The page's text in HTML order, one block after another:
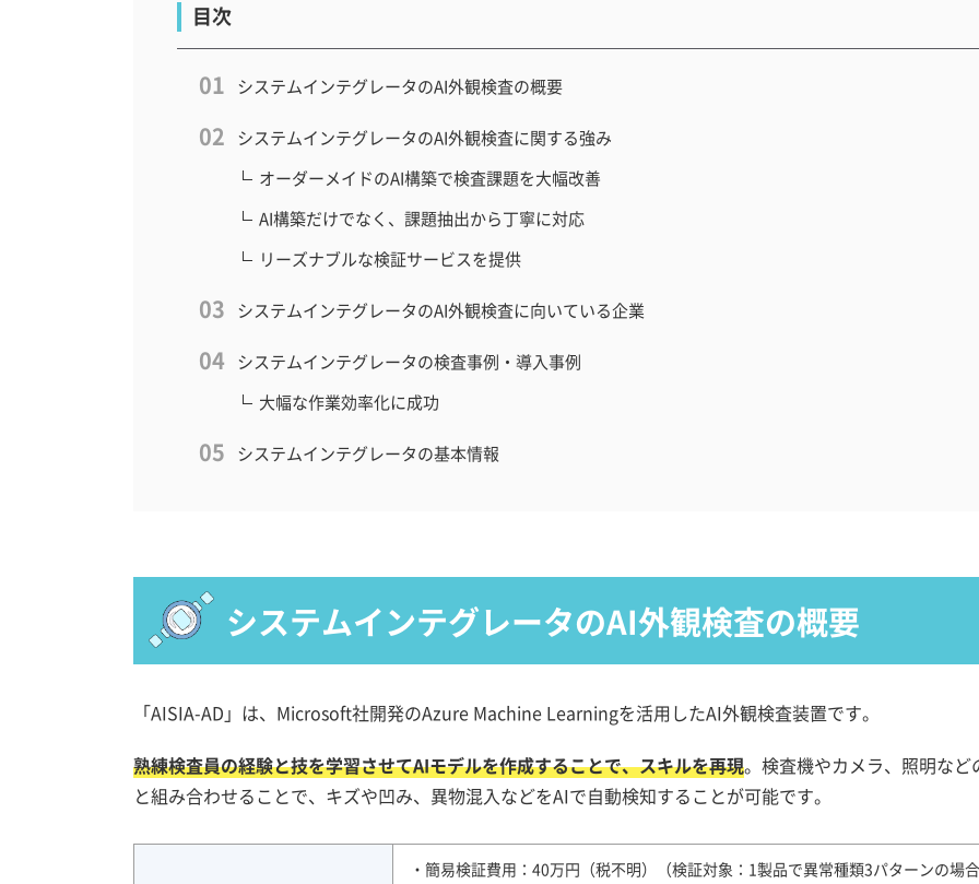
目次
システムインテグレータのAI外観検査の概要
システムインテグレータのAI外観検査に関する強み
オーダーメイドのAI構築で検査課題を大幅改善
AI構築だけでなく、課題抽出から丁寧に対応
リーズナブルな検証サービスを提供
システムインテグレータのAI外観検査に向いている企業
システムインテグレータの検査事例・導入事例
大幅な作業効率化に成功
システムインテグレータの基本情報
システムインテグレータのAI外観検査の概要
「AISIA-AD」は、Microsoft社開発のAzure Machine Learningを活用したAI外観検査装置です。
熟練検査員の経験と技を学習させてAIモデルを作成することで、スキルを再現。検査機やカメラ、照明など
と組み合わせることで、キズや凹み、異物混入などをAIで自動検知することが可能です。
・簡易検証費用：40万円（税不明）（検証対象：1製品で異常種類3パターンの場合